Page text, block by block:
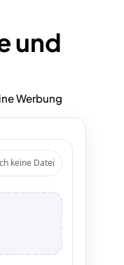
und
Werbung
keine Datei